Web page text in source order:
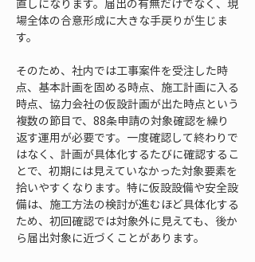
直しになります。届出の有無だけでなく、現
場全体の合意形成に大きな手戻りが生じま
す。
そのため、社内では工事案件を受注した時
点、基本計画を固める時点、施工計画に入る
時点、協力会社の仮設計画が出た時点という
複数の節目で、88条申請の対象確認を繰り
返す運用が必要です。一度確認して終わりで
はなく、計画が具体化するたびに確認するこ
とで、初期には見えていなかった対象要素を
拾いやすくなります。特に仮設設備や安全設
備は、施工方法の検討が進むほど具体化する
ため、初回確認では対象外に見えても、後か
ら届出対象に近づくことがあります。